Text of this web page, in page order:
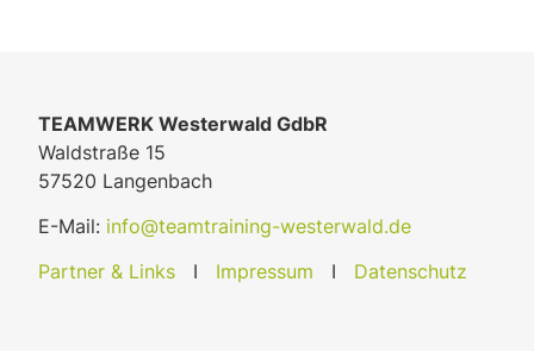
TEAMWERK Westerwald GdbR
Waldstraße 15
57520 Langenbach
E-Mail: info@teamtraining-westerwald.de
Partner & Links I Impressum I Datenschutz